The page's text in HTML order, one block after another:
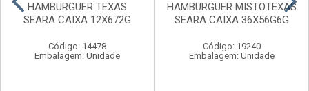
HAMBURGUER TEXAS
SEARA CAIXA 12X672G
Código: 14478
Embalagem: Unidade
HAMBURGUER MISTOTEXAS
SEARA CAIXA 36X56G6G
Código: 19240
Embalagem: Unidade